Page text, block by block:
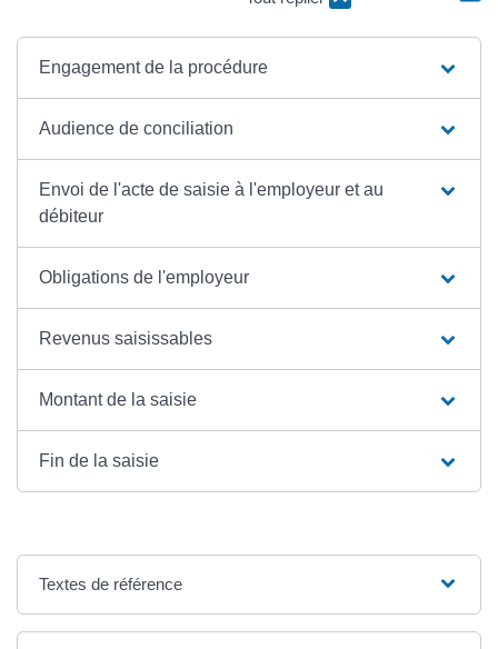
Engagement de la procédure
Audience de conciliation
Envoi de l'acte de saisie à l'employeur et au
débiteur
Obligations de l'employeur
Revenus saisissables
Montant de la saisie
Fin de la saisie
Textes de référence